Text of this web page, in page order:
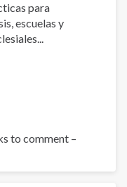
para
escuelas y
to comment –